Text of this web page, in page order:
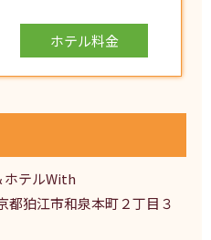
ホテル料金
ホテルWith
都狛江市和泉本町２丁目３